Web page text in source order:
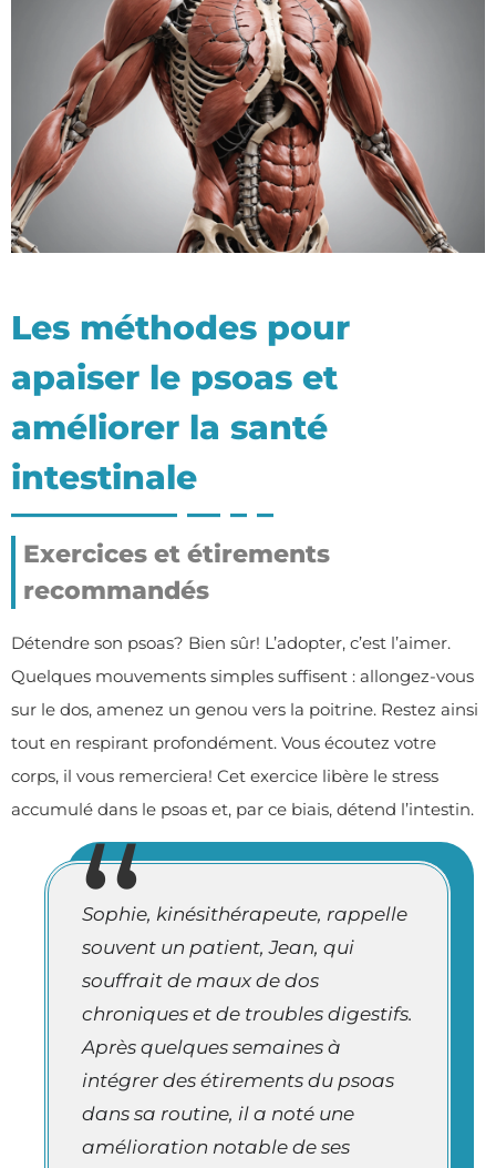
Les méthodes pour
apaiser le psoas et
améliorer la santé
intestinale
Exercices et étirements
recommandés
Détendre son psoas? Bien sûr! L’adopter, c’est l’aimer.
Quelques mouvements simples suffisent : allongez-vous
sur le dos, amenez un genou vers la poitrine. Restez ainsi
tout en respirant profondément. Vous écoutez votre
corps, il vous remerciera! Cet exercice libère le stress
accumulé dans le psoas et, par ce biais, détend l’intestin.
Sophie, kinésithérapeute, rappelle
souvent un patient, Jean, qui
souffrait de maux de dos
chroniques et de troubles digestifs.
Après quelques semaines à
intégrer des étirements du psoas
dans sa routine, il a noté une
amélioration notable de ses